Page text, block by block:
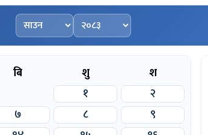
महिना चयन गर्नुहोस्
वर्ष चयन गर्नुहोस्
बि शु
श
१
२
७ ८
९